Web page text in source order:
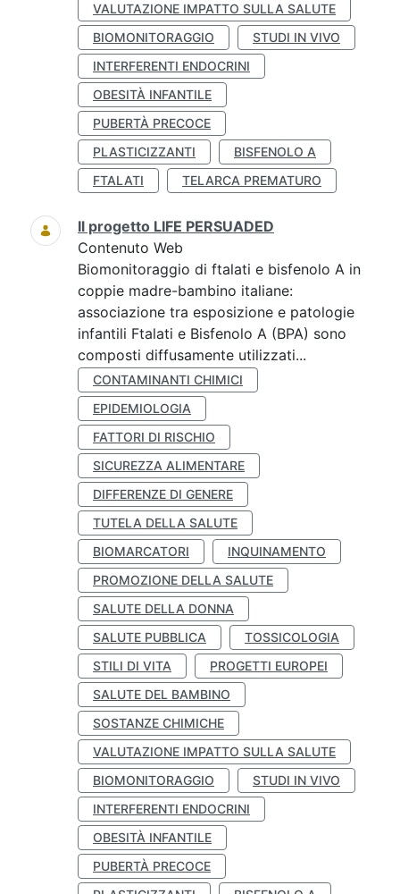
VALUTAZIONE IMPATTO SULLA SALUTE
BIOMONITORAGGIO
STUDI IN VIVO
INTERFERENTI ENDOCRINI
OBESITÀ INFANTILE
PUBERTÀ PRECOCE
PLASTICIZZANTI
BISFENOLO A
FTALATI
TELARCA PREMATURO
Il progetto LIFE PERSUADED
Contenuto Web
Biomonitoraggio di ftalati e bisfenolo A in
coppie madre-bambino italiane:
associazione tra esposizione e patologie
infantili Ftalati e Bisfenolo A (BPA) sono
composti diffusamente utilizzati...
CONTAMINANTI CHIMICI
EPIDEMIOLOGIA
FATTORI DI RISCHIO
SICUREZZA ALIMENTARE
DIFFERENZE DI GENERE
TUTELA DELLA SALUTE
BIOMARCATORI
INQUINAMENTO
PROMOZIONE DELLA SALUTE
SALUTE DELLA DONNA
SALUTE PUBBLICA
TOSSICOLOGIA
STILI DI VITA
PROGETTI EUROPEI
SALUTE DEL BAMBINO
SOSTANZE CHIMICHE
VALUTAZIONE IMPATTO SULLA SALUTE
BIOMONITORAGGIO
STUDI IN VIVO
INTERFERENTI ENDOCRINI
OBESITÀ INFANTILE
PUBERTÀ PRECOCE